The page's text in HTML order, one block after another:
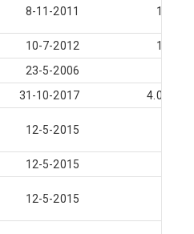
8-11-2011 195
10-7-2012
190
23-5-2006
31-10-2017
4.000
12-5-2015
12-5-2015
12-5-2015